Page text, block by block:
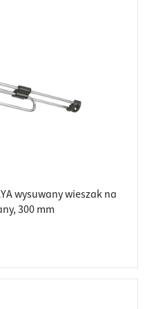
wysuwany wieszak na
300 mm